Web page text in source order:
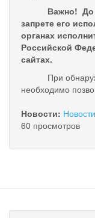
Важно! До
запрете его
органах
Российской
сайтах.
При
необходимо
Новости:
60 просмотров